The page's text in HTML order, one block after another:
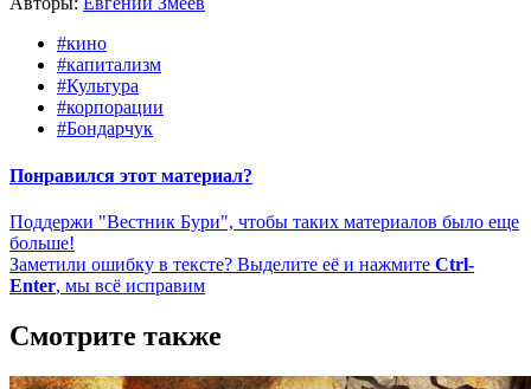
#кино
#капитализм
#Культура
#корпорации
#Бондарчук
Понравился этот материал?
Поддержи "Вестник Бури", чтобы таких материалов было еще
больше!
Заметили ошибку в тексте? Выделите её и нажмите Ctrl-
Enter, мы всё исправим
Смотрите также